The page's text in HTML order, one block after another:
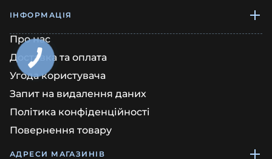
ІНФОРМАЦІЯ
Про нас
Доставка та оплата
Угода користувача
Запит на видалення даних
Політика конфіденційності
Повернення товару
АДРЕСИ МАГАЗИНІВ